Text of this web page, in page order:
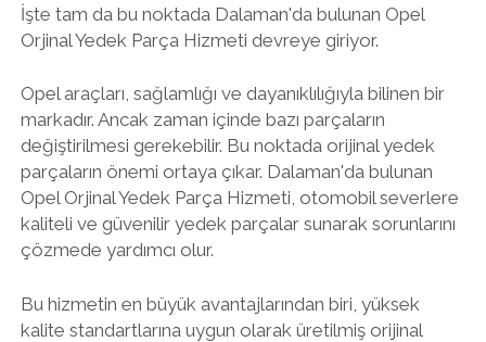
İşte tam da bu noktada Dalaman'da bulunan Opel
Orjinal Yedek Parça Hizmeti devreye giriyor.
Opel araçları, sağlamlığı ve dayanıklılığıyla bilinen bir
markadır. Ancak zaman içinde bazı parçaların
değiştirilmesi gerekebilir. Bu noktada orijinal yedek
parçaların önemi ortaya çıkar. Dalaman'da bulunan
Opel Orjinal Yedek Parça Hizmeti, otomobil severlere
kaliteli ve güvenilir yedek parçalar sunarak sorunlarını
çözmede yardımcı olur.
Bu hizmetin en büyük avantajlarından biri, yüksek
kalite standartlarına uygun olarak üretilmiş orijinal